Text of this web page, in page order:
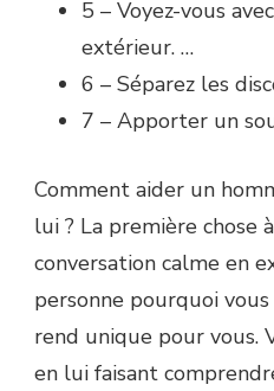
5 – Voyez-vous
extérieur. …
6 – Séparez les
7 – Apporter un
Comment aider un
lui ? La première chose
conversation calme en
personne pourquoi
rend unique pour vous.
en lui faisant